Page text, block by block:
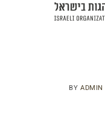
BYADMIN